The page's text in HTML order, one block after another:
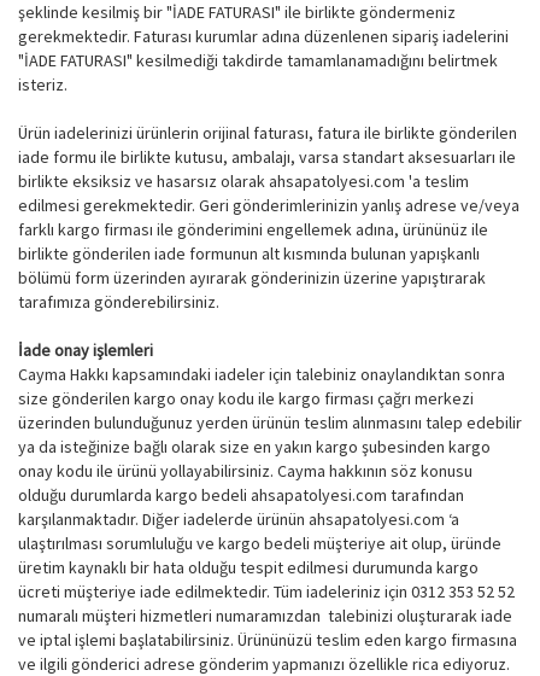
şeklinde kesilmiş bir "İADE FATURASI" ile birlikte göndermeniz
gerekmektedir. Faturası kurumlar adına düzenlenen sipariş iadelerini
"İADE FATURASI" kesilmediği takdirde tamamlanamadığını belirtmek
isteriz.
Ürün iadelerinizi ürünlerin orijinal faturası, fatura ile birlikte gönderilen
iade formu ile birlikte kutusu, ambalajı, varsa standart aksesuarları ile
birlikte eksiksiz ve hasarsız olarak ahsapatolyesi.com 'a teslim
edilmesi gerekmektedir. Geri gönderimlerinizin yanlış adrese ve/veya
farklı kargo firması ile gönderimini engellemek adına, ürününüz ile
birlikte gönderilen iade formunun alt kısmında bulunan yapışkanlı
bölümü form üzerinden ayırarak gönderinizin üzerine yapıştırarak
tarafımıza gönderebilirsiniz.
İade onay işlemleri
Cayma Hakkı kapsamındaki iadeler için talebiniz onaylandıktan sonra
size gönderilen kargo onay kodu ile kargo firması çağrı merkezi
üzerinden bulunduğunuz yerden ürünün teslim alınmasını talep edebilir
ya da isteğinize bağlı olarak size en yakın kargo şubesinden kargo
onay kodu ile ürünü yollayabilirsiniz. Cayma hakkının söz konusu
olduğu durumlarda kargo bedeli ahsapatolyesi.com tarafından
karşılanmaktadır. Diğer iadelerde ürünün ahsapatolyesi.com ‘a
ulaştırılması sorumluluğu ve kargo bedeli müşteriye ait olup, üründe
üretim kaynaklı bir hata olduğu tespit edilmesi durumunda kargo
ücreti müşteriye iade edilmektedir. Tüm iadeleriniz için 0312 353 52 52
numaralı müşteri hizmetleri numaramızdan talebinizi oluşturarak iade
ve iptal işlemi başlatabilirsiniz. Ürününüzü teslim eden kargo firmasına
ve ilgili gönderici adrese gönderim yapmanızı özellikle rica ediyoruz.